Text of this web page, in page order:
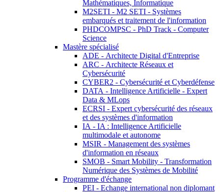
Mathématiques, Informatique
M2SETI - M2 SETI - Systèmes
embarqués et traitement de l'information
PHDCOMPSC - PhD Track - Computer
Science
Mastère spécialisé
ADE - Architecte Digital d'Entreprise
ARC - Architecte Réseaux et
Cybersécurité
CYBER2 - Cybersécurité et Cyberdéfense
DATA - Intelligence Artificielle - Expert
Data & MLops
ECRSI - Expert cybersécurité des réseaux
et des systèmes d'information
IA - IA : Intelligence Artificielle
multimodale et autonome
MSIR - Management des systèmes
d'information en réseaux
SMOB - Smart Mobility - Transformation
Numérique des Systèmes de Mobilité
Programme d'échange
PEI - Echange international non diplomant